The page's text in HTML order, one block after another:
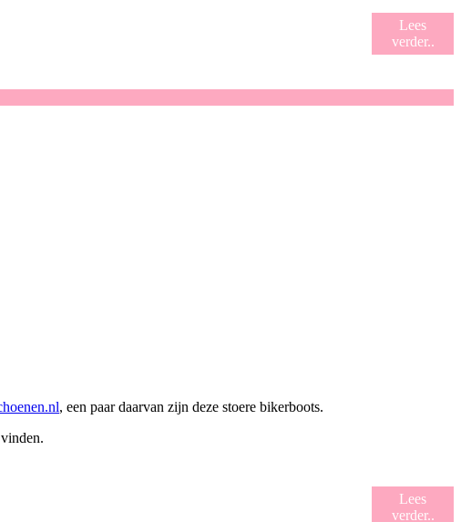
Lees
verder..
, een paar daarvan zijn deze stoere bikerboots.
Lees
verder..